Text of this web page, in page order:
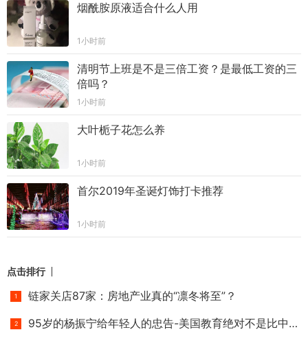
烟酰胺原液适合什么人用
1小时前
清明节上班是不是三倍工资？是最低工资的三
倍吗？
1小时前
大叶栀子花怎么养
1小时前
首尔2019年圣诞灯饰打卡推荐
1小时前
点击排行
链家关店87家：房地产业真的“凛冬将至”？
95岁的杨振宁给年轻人的忠告-美国教育绝对不是比中国好